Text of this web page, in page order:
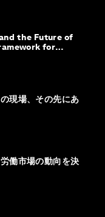
the Future of
for
現場、その先にあ
働市場の動向を決